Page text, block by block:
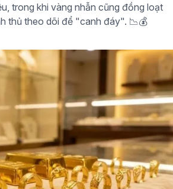
trong khi vàng nhẫn cũng đồng loạt
thủ theo dõi để "canh đáy". 📉💰